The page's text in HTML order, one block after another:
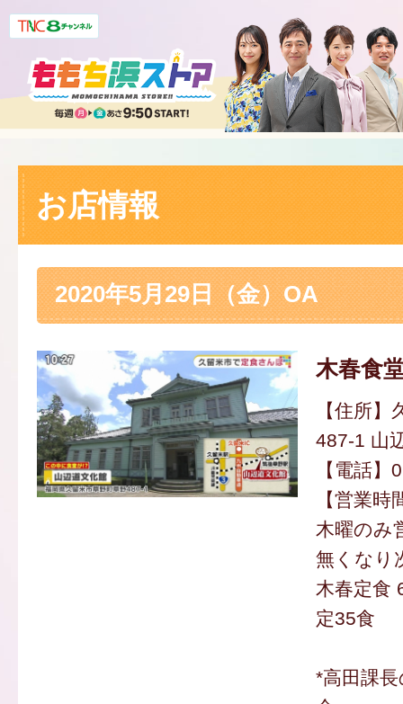
お店情報
2020年5月29日（金）OA
木春食
【住所
487-1 山
【電話
【営業
木曜のみ
無くなり
木春定食
定35食
*高田課